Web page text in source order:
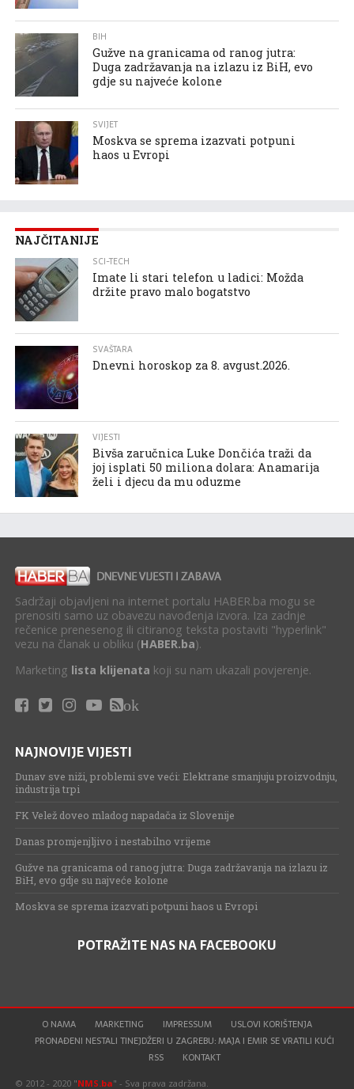
BIH
Gužve na granicama od ranog jutra:
Duga zadržavanja na izlazu iz BiH, evo
gdje su najveće kolone
SVIJET
Moskva se sprema izazvati potpuni
haos u Evropi
NAJČITANIJE
SCI-TECH
Imate li stari telefon u ladici: Možda
držite pravo malo bogatstvo
SVAŠTARA
Dnevni horoskop za 8. avgust.2026.
VIJESTI
Bivša zaručnica Luke Dončića traži da
joj isplati 50 miliona dolara: Anamarija
želi i djecu da mu oduzme
Sadržaji objavljeni na internet portalu HABER.ba mogu se
prenositi samo uz obavezu navođenja izvora. Iza zadnje
rečenice prenesenog ili citiranog teksta postaviti "hyperlink"
vezu na članak u obliku (HABER.ba).
Marketing lista klijenata koji su nam ukazali povjerenje.
ok
NAJNOVIJE VIJESTI
Dunav sve niži, problemi sve veći: Elektrane smanjuju proizvodnju,
industrija trpi
FK Velež doveo mladog napadača iz Slovenije
Danas promjenjljivo i nestabilno vrijeme
Gužve na granicama od ranog jutra: Duga zadržavanja na izlazu iz
BiH, evo gdje su najveće kolone
Moskva se sprema izazvati potpuni haos u Evropi
POTRAŽITE NAS NA FACEBOOKU
O NAMA MARKETING IMPRESSUM
USLOVI KORIŠTENJA
PRONAĐENI NESTALI TINEJDŽERI U ZAGREBU: MAJA I EMIR SE VRATILI KUĆI
RSS
KONTAKT
© 2012 - 2020 "NMS.ba" - Sva prava zadržana.